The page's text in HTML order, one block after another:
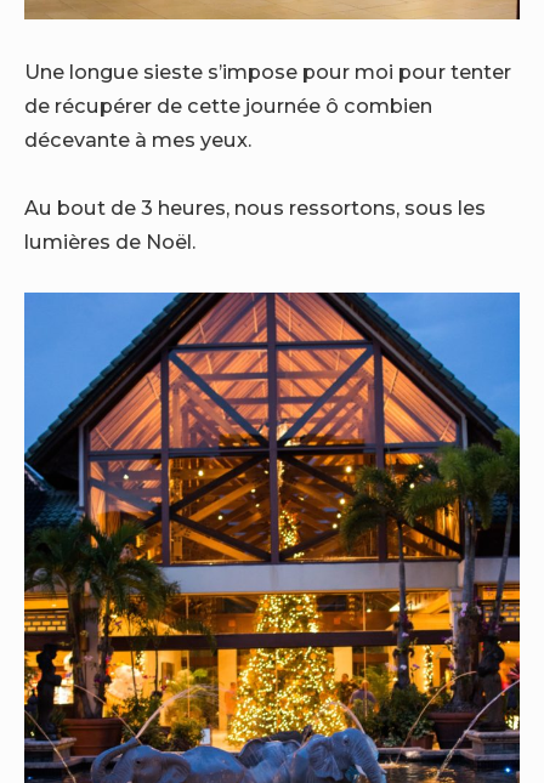
Une longue sieste s’impose pour moi pour tenter
de récupérer de cette journée ô combien
décevante à mes yeux.
Au bout de 3 heures, nous ressortons, sous les
lumières de Noël.